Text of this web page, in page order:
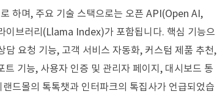
하며, 주요 기술 스택으로는 오픈 API(Open AI,
브러리(Llama Index)가 포함됩니다. 핵심 기능으
담 요청 기능, 고객 서비스 자동화, 커스텀 제품 추천,
기능, 사용자 인증 및 관리자 페이지, 대시보드 통
드몰의 톡톡챗과 인터파크의 톡집사가 언급되었습